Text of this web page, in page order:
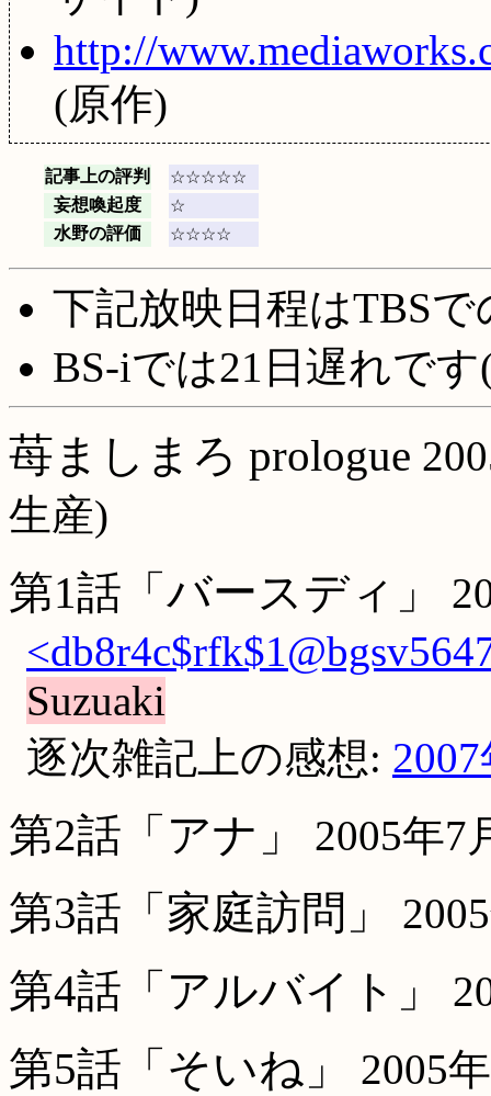
http://
(原作)
記事上の評判
☆☆☆☆☆
妄想喚起度
☆
水野の評価
☆☆☆☆
下記放映日程はTBS
BS-iでは21日遅れで
苺ましまろ prologue
生産)
第1話「バースディ」
Suzuaki
逐次雑記上の感想:
第2話「アナ」 2005年7
第3話「家庭訪問」
第4話「アルバイト」
第5話「そいね」
2005